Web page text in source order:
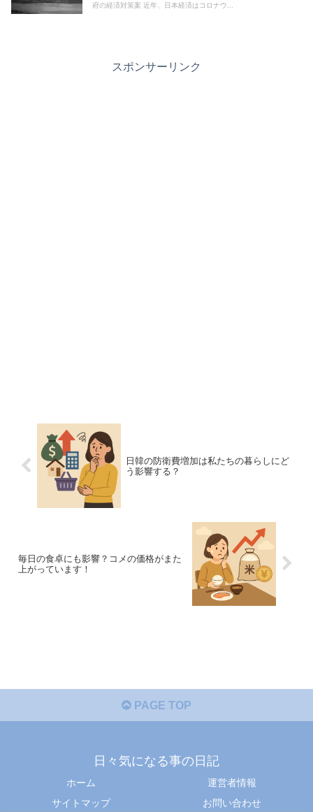
府の経済対策案 近年、日本経済はコロナウ...
スポンサーリンク
日韓の防衛費増加は私たちの暮らしにど
う影響する？
毎日の食卓にも影響？コメの価格がまた
上がっています！
PAGE TOP
日々気になる事の日記
ホーム
運営者情報
サイトマップ
お問い合わせ